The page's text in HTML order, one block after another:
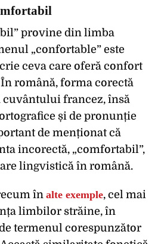
provine din limba
„confortable” este
ceva care oferă confort
În română, forma corectă
cuvântului francez, însă
și de pronunție
de menționat că
incorectă, „comfortabil”,
lingvistică în română.
în alte exemple, cel mai
limbilor străine, în
termenul corespunzător